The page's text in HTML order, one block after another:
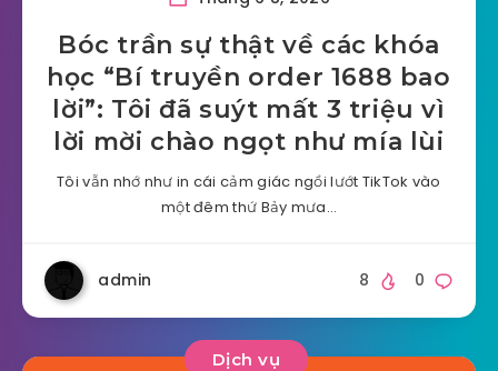
Bóc trần sự thật về các khóa
học “Bí truyền order 1688 bao
lời”: Tôi đã suýt mất 3 triệu vì
lời mời chào ngọt như mía lùi
Tôi vẫn nhớ như in cái cảm giác ngồi lướt TikTok vào
một đêm thứ Bảy mưa…
admin 0
8
Dịch vụ